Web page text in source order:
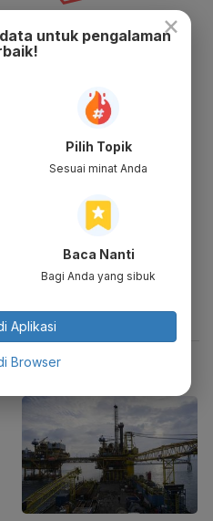
×
untuk pengalaman
Pilih Topik
Sesuai minat Anda
Baca Nanti
Bagi Anda yang sibuk
Aplikasi
Browser